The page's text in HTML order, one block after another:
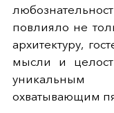
повлияло не
архитектуру,
мысли и
охватывающим